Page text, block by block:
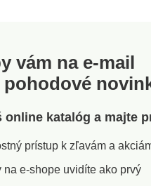
vám na e-mail
online katalóg a majte
prístup k zľavám a
na e-shope uvidíte ako prvý